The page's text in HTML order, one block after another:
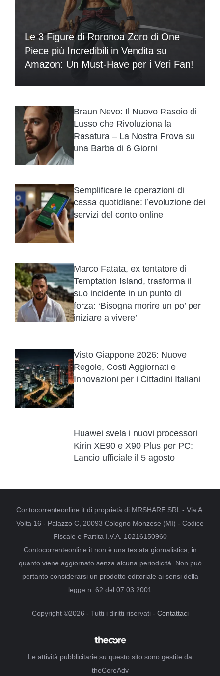
Le 3 Figure di Roronoa Zoro di One
Piece più Incredibili in Vendita su
Amazon: Un Must-Have per i Veri Fan!
Braun Nevo: Il Nuovo Rasoio di
Lusso che Rivoluziona la
Rasatura – La Nostra Prova su
una Barba di 6 Giorni
Semplificare le operazioni di
cassa quotidiane: l’evoluzione dei
servizi del conto online
Marco Fatata, ex tentatore di
Temptation Island, trasforma il
suo incidente in un punto di
forza: ‘Bisogna morire un po’ per
iniziare a vivere’
Visto Giappone 2026: Nuove
Regole, Costi Aggiornati e
Innovazioni per i Cittadini Italiani
Huawei svela i nuovi processori
Kirin XE90 e X90 Plus per PC:
Lancio ufficiale il 5 agosto
Contocorrenteonline.it di proprietà di MRSHARE SRL - Via A.
Volta 16 - Palazzo C, 20093 Cologno Monzese (MI) - Codice
Fiscale e Partita I.V.A. 10216150960
Contocorrenteonline.it non è una testata giornalistica, in
quanto viene aggiornato senza alcuna periodicità. Non può
pertanto considerarsi un prodotto editoriale ai sensi della
legge n. 62 del 07.03.2001
Copyright ©2026 - Tutti i diritti riservati - Contattaci
Le attività pubblicitarie su questo sito sono gestite da
theCoreAdv